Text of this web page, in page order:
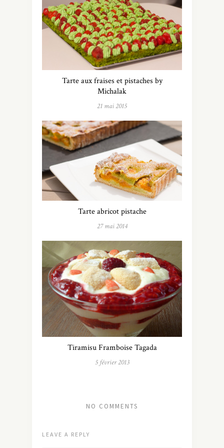
Tarte aux fraises et pistaches by
Michalak
21 mai 2015
Tarte abricot pistache
27 mai 2014
Tiramisu Framboise Tagada
5 février 2013
NO COMMENTS
LEAVE A REPLY